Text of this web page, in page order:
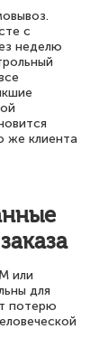
с
неделю
же клиента
или
для
потерю